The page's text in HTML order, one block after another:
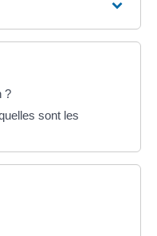
?
sont les